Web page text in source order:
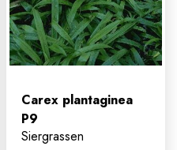
Carex plantaginea
P9
Siergrassen